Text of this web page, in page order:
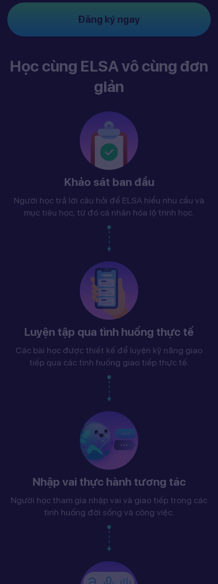
Đăng ký ngay
Học cùng ELSA vô cùng đơn
giản
Khảo sát ban đầu
Người học trả lời câu hỏi để ELSA hiểu nhu cầu và
mục tiêu học, từ đó cá nhân hóa lộ trình học.
Luyện tập qua tình huống thực tế
Các bài học được thiết kế để luyện kỹ năng giao
tiếp qua các tình huống giao tiếp thực tế.
Nhập vai thực hành tương tác
Người học tham gia nhập vai và giao tiếp trong các
tình huống đời sống và công việc.